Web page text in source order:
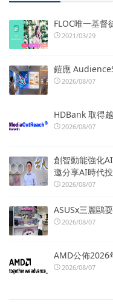
FLOC唯一基督
2021/03/29
鎧應
2026/08/07
HDBank 取得
2026/08/07
創智動能強化
邀分享AI時代
2026/08/07
ASUSx三麗鷗
2026/08/07
AMD公佈2026
2026/08/07